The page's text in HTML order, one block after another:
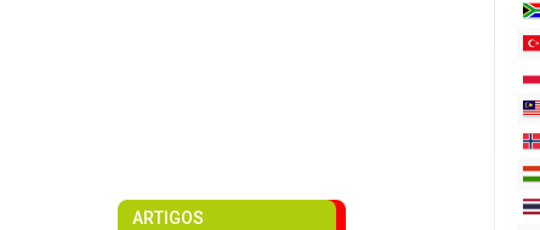
ARTIGOS